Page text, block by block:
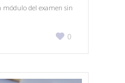
módulo del examen sin
Love
0